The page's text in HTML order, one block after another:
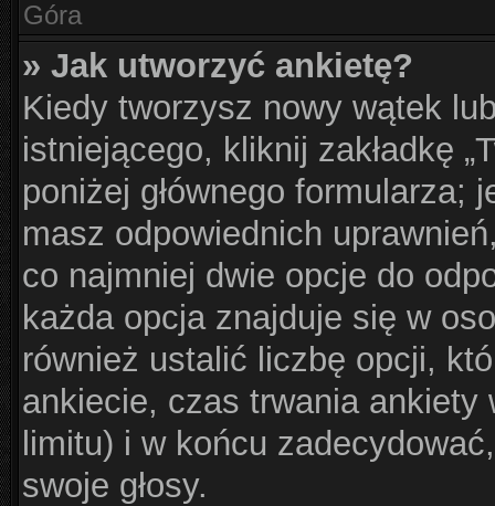
Góra
» Jak utworzyć ankietę?
Kiedy tworzysz nowy wątek
istniejącego, kliknij zakładkę
poniżej głównego formularza;
masz odpowiednich
co najmniej dwie opcje do
każda opcja znajduje się w
również ustalić liczbę opcji,
ankiecie, czas trwania
limitu) i w końcu
swoje głosy.